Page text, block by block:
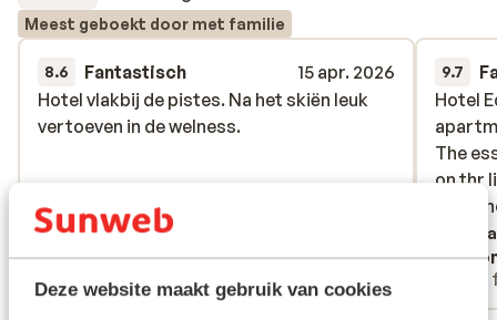
Deze website maakt gebruik van cookies
Meest geboekt door met familie
8.6 Fantastisch
15 apr. 2026
Hotel vlakbij de pistes. Na het skiën leuk
vertoeven in de welness.
Hotel vlakbij de pistes. Na het skiën leuk
vertoeven in de welness.
Buyck Robin
Vrienden
9.7
Hotel
The
on thr
great
Hotel
The
on thr
great